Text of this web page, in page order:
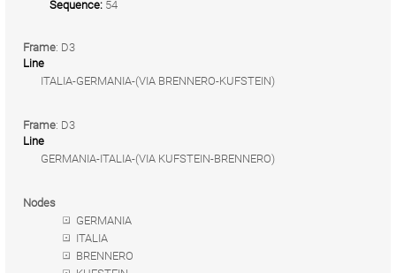
Sequence: 54
Frame: D3
Line
ITALIA-GERMANIA-(VIA BRENNERO-KUFSTEIN)
Frame: D3
Line
GERMANIA-ITALIA-(VIA KUFSTEIN-BRENNERO)
Nodes
GERMANIA
ITALIA
BRENNERO